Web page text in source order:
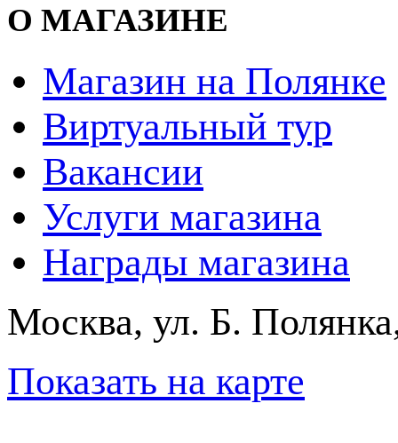
О МАГАЗИНЕ
Магазин на Полянке
Виртуальный тур
Вакансии
Услуги магазина
Награды магазина
Москва, ул. Б.
Показать на карте